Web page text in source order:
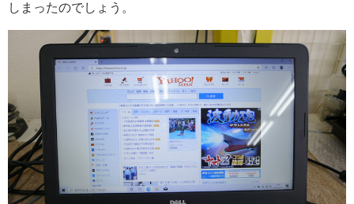
しまったのでしょう。